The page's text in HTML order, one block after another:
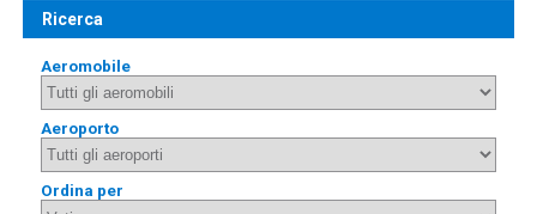
Ricerca
Aeromobile
Aeroporto
Ordina per